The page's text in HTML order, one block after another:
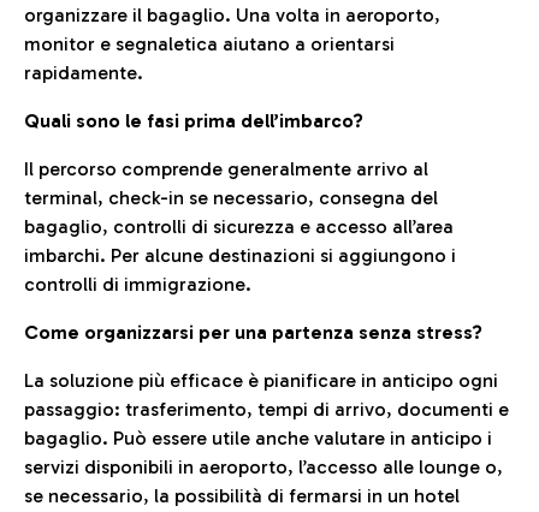
organizzare il bagaglio. Una volta in aeroporto,
monitor e segnaletica aiutano a orientarsi
rapidamente.
Quali sono le fasi prima dell’imbarco?
Il percorso comprende generalmente arrivo al
terminal, check-in se necessario, consegna del
bagaglio, controlli di sicurezza e accesso all’area
imbarchi. Per alcune destinazioni si aggiungono i
controlli di immigrazione.
Come organizzarsi per una partenza senza stress?
La soluzione più efficace è pianificare in anticipo ogni
passaggio: trasferimento, tempi di arrivo, documenti e
bagaglio. Può essere utile anche valutare in anticipo i
servizi disponibili in aeroporto, l’accesso alle lounge o,
se necessario, la possibilità di fermarsi in un hotel